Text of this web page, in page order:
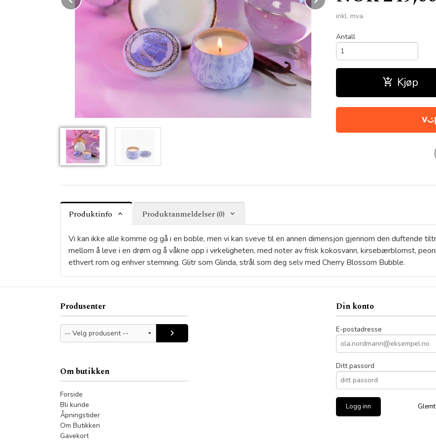
inkl. mva.
Antall
Kjøp
Produktinfo Produktanmeldelser (0)
Vi kan ikke alle komme og gå i en boble, men vi kan sveve til en annen dimensjon gjennom den duftende
mellom å leve i en drøm og å våkne opp i virkeligheten, med noter av frisk kokosvann, kirsebærblomst,
ethvert rom og enhver stemning. Glitr som Glinda, strål som deg selv med Cherry Blossom Bubble.
Produsenter
Om butikken
Forside
Bli kunde
Åpningstider
Om Butikken
Gavekort
Din konto
E-postadresse
Ditt passord